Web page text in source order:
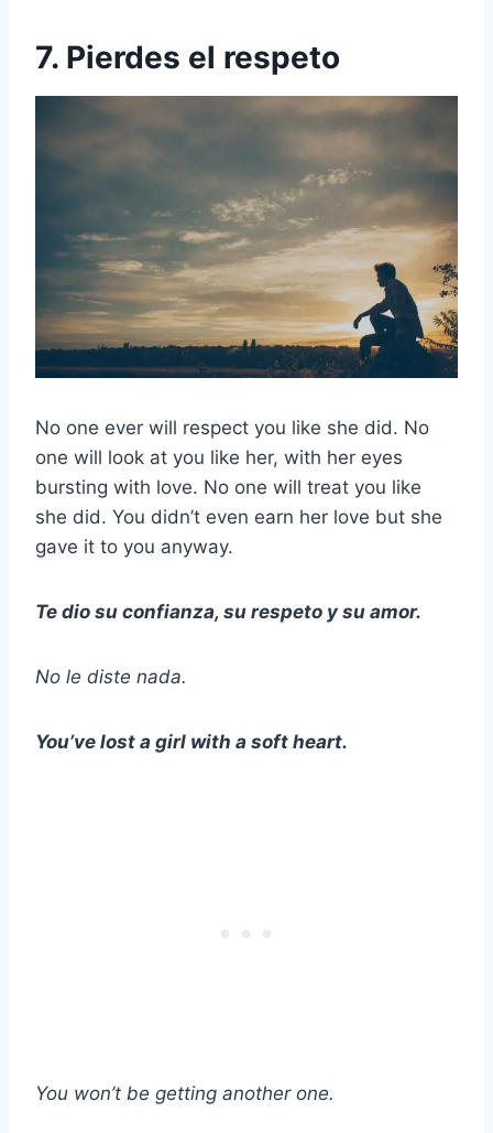
7. Pierdes el respeto
No one ever will respect you like she did. No
one will look at you like her, with her eyes
bursting with love. No one will treat you like
she did. You didn’t even earn her love but she
gave it to you anyway.
Te dio su confianza, su respeto y su amor.
No le diste nada.
You’ve lost a girl with a soft heart.
You won’t be getting another one.